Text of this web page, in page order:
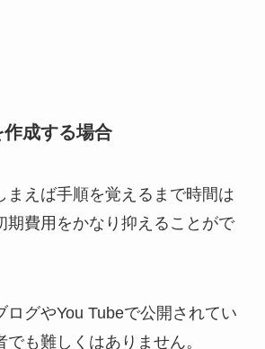
成する場合
まえば手順を覚えるまで時間は
期費用をかなり抑えることがで
ログやYou Tubeで公開されてい
でも難しくはありません。